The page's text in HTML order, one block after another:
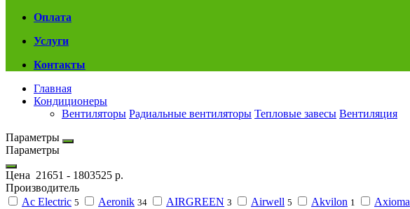
Оплата
Услуги
Контакты
Главная
Кондиционеры
Вентиляторы Радиальные вентиляторы Тепловые завесы Вентиляция
Параметры
Параметры
Цена 21651 - 1803525 р.
Производитель
Ac Electric 5 Aeronik 34 AIRGREEN 3 Airwell 5 Akvilon 1 Axioma